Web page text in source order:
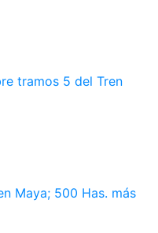
tramos 5 del Tren
Maya; 500 Has. más